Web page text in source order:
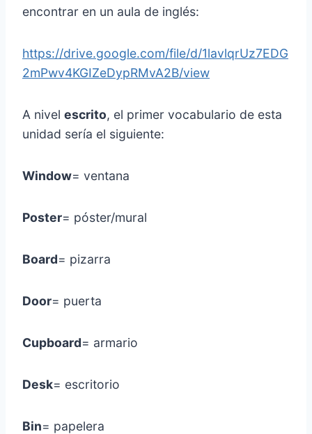
encontrar en un aula de inglés:
https://drive.google.com/file/d/1lavlqrUz7EDG
2mPwv4KGIZeDypRMvA2B/view
A nivel escrito, el primer vocabulario de esta
unidad sería el siguiente:
Window= ventana
Poster= póster/mural
Board= pizarra
Door= puerta
Cupboard= armario
Desk= escritorio
Bin= papelera